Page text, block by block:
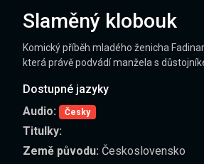
Slaměný klobouk
Komický příběh mladého ženicha
která právě podvádí manžela s
Dostupné jazyky
Audio:
Česky
Titulky:
Země původu: Československo